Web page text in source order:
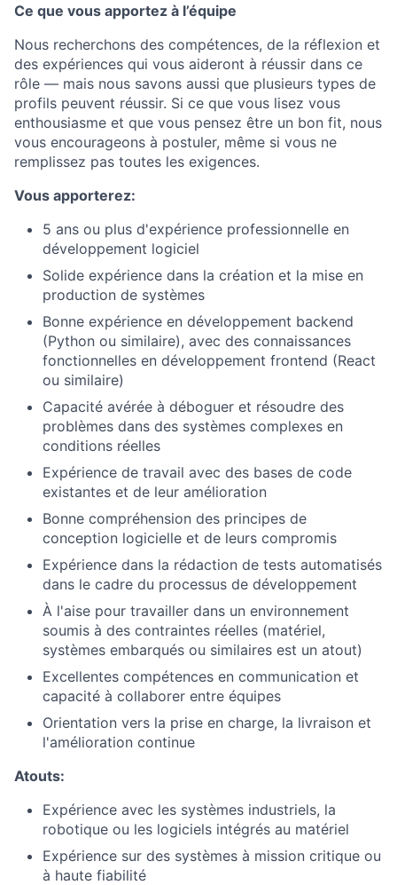
Ce que vous apportez à l’équipe
Nous recherchons des compétences, de la réflexion et
des expériences qui vous aideront à réussir dans ce
rôle — mais nous savons aussi que plusieurs types de
profils peuvent réussir. Si ce que vous lisez vous
enthousiasme et que vous pensez être un bon fit, nous
vous encourageons à postuler, même si vous ne
remplissez pas toutes les exigences.
Vous apporterez:
5 ans ou plus d'expérience professionnelle en
développement logiciel
Solide expérience dans la création et la mise en
production de systèmes
Bonne expérience en développement backend
(Python ou similaire), avec des connaissances
fonctionnelles en développement frontend (React
ou similaire)
Capacité avérée à déboguer et résoudre des
problèmes dans des systèmes complexes en
conditions réelles
Expérience de travail avec des bases de code
existantes et de leur amélioration
Bonne compréhension des principes de
conception logicielle et de leurs compromis
Expérience dans la rédaction de tests automatisés
dans le cadre du processus de développement
À l'aise pour travailler dans un environnement
soumis à des contraintes réelles (matériel,
systèmes embarqués ou similaires est un atout)
Excellentes compétences en communication et
capacité à collaborer entre équipes
Orientation vers la prise en charge, la livraison et
l'amélioration continue
Atouts:
Expérience avec les systèmes industriels, la
robotique ou les logiciels intégrés au matériel
Expérience sur des systèmes à mission critique ou
à haute fiabilité